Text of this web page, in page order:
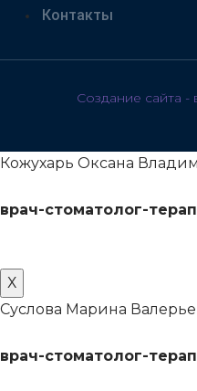
Контакты
Создание сайта -
Кожухарь Оксана
врач-стоматолог-
Х
Суслова Марина
врач-стоматолог-